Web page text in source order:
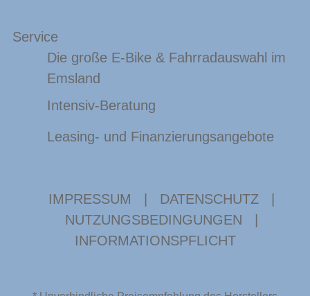
Service
Die große E-Bike & Fahrradauswahl im
Emsland
Intensiv-Beratung
Leasing- und Finanzierungsangebote
IMPRESSUM DATENSCHUTZ
NUTZUNGSBEDINGUNGEN
INFORMATIONSPFLICHT